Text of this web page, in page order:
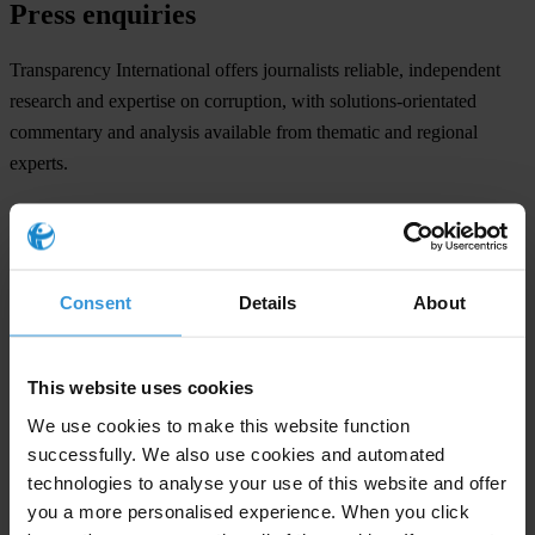
Consent Details About
This website uses cookies
We use cookies to make this website function
successfully. We also use cookies and automated
technologies to analyse your use of this website and offer
you a more personalised experience. When you click
Press enquiries
Transparency International offers journalists reliable, independent
research and expertise on corruption, with solutions-orientated
commentary and analysis available from thematic and regional
experts.
Translations
Cision Newsroom
Transparency International Secretariat, Berlin
Telephone: +49 (0) 30 34 38 20 666
Email:press@transparency.org
Transparency International EU, Brussels